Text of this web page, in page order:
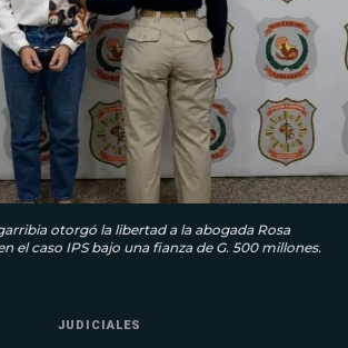
otorgó la libertad a la abogada Rosa
el caso IPS bajo una fianza de G. 500 millones.
JUDICIALES